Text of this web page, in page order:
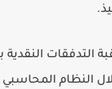
التدفقات
المحاسبي